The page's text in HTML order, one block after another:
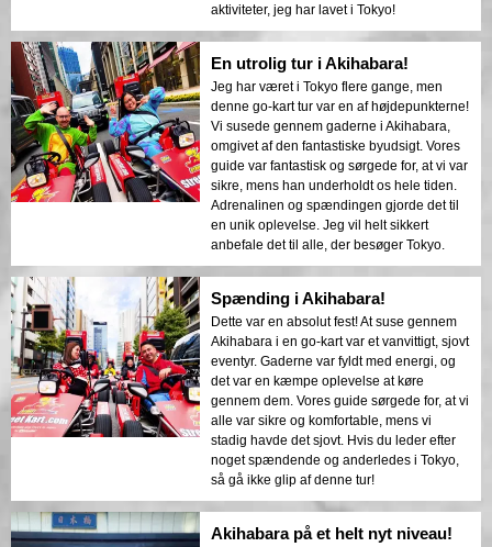
aktiviteter, jeg har lavet i Tokyo!
En utrolig tur i Akihabara!
Jeg har været i Tokyo flere gange, men
denne go-kart tur var en af højdepunkterne!
Vi susede gennem gaderne i Akihabara,
omgivet af den fantastiske byudsigt. Vores
guide var fantastisk og sørgede for, at vi var
sikre, mens han underholdt os hele tiden.
Adrenalinen og spændingen gjorde det til
en unik oplevelse. Jeg vil helt sikkert
anbefale det til alle, der besøger Tokyo.
Spænding i Akihabara!
Dette var en absolut fest! At suse gennem
Akihabara i en go-kart var et vanvittigt, sjovt
eventyr. Gaderne var fyldt med energi, og
det var en kæmpe oplevelse at køre
gennem dem. Vores guide sørgede for, at vi
alle var sikre og komfortable, mens vi
stadig havde det sjovt. Hvis du leder efter
noget spændende og anderledes i Tokyo,
så gå ikke glip af denne tur!
Akihabara på et helt nyt niveau!